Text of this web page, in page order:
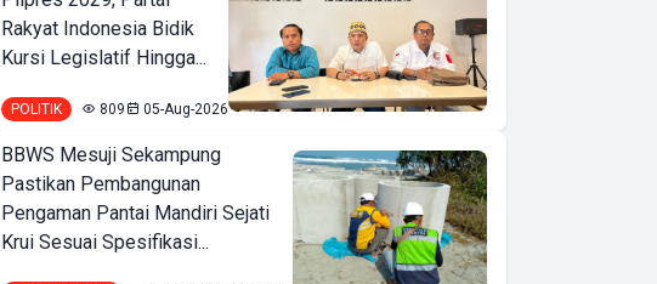
Rakyat Indonesia Bidik
Kursi Legislatif Hingga...
POLITIK 809 05-Aug-2026
BBWS Mesuji Sekampung
Pastikan Pembangunan
Pengaman Pantai Mandiri Sejati
Krui Sesuai Spesifikasi...